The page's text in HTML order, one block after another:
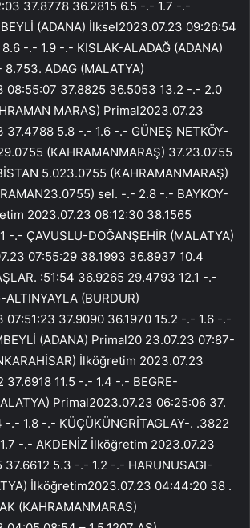
37.8778 36.2815 6.5 -.- 1.7 -.-
(ADANA) İlksel2023.07.23 09:26:54
-.- 1.9 -.- KISLAK-ALADAĞ (ADANA)
ADAG (MALATYA)
08:55:07 37.8825 36.5053 13.2 -.- 2.0
MARAS) Primal2023.07.23
5.8 -.- 1.6 -.- GÜNEŞ NETKÖY-
(KAHRAMANMARAŞ) 37.23.0755
5.023.0755 (KAHRAMANMARAŞ)
sel. -.- 2.8 -.- BAYKOY-
2023.07.23 08:12:30 38.1565
-.- ÇAVUSLU-DOĞANŞEHİR (MALATYA)
07:55:29 38.1993 36.8937 10.4
:51:54 36.9265 29.4793 12.1 -.-
(BURDUR)
07:51:23 37.9090 36.1970 15.2 -.- 1.6 -.-
(ADANA) Primal20 23.07.23 07:87-
İlköğretim 2023.07.23
11.5 -.- 1.4 -.- BEGRE-
Primal2023.07.23 06:25:06 37.
.- 1.8 -.- KÜÇÜKÜNGRİTAGLAY-. .3822
-.- AKDENİZ İlköğretim 2023.07.23
5.3 -.- 1.2 -.- HARUNUSAGI-
İlköğretim2023.07.23 04:44:20 38 .
(KAHRAMANMARAS)